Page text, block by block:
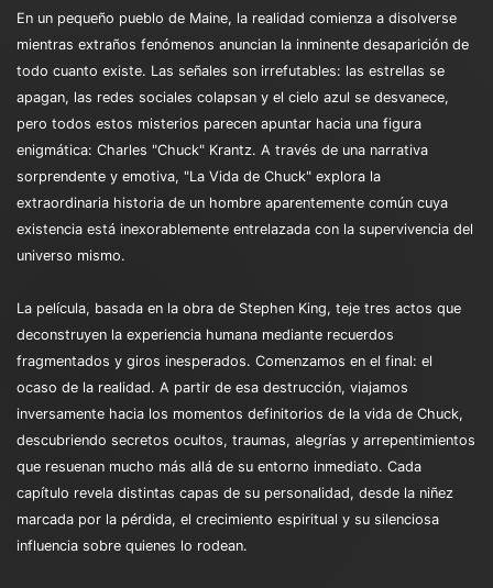
En un pequeño pueblo de Maine, la realidad comienza a disolverse
mientras extraños fenómenos anuncian la inminente desaparición de
todo cuanto existe. Las señales son irrefutables: las estrellas se
apagan, las redes sociales colapsan y el cielo azul se desvanece,
pero todos estos misterios parecen apuntar hacia una figura
enigmática: Charles "Chuck" Krantz. A través de una narrativa
sorprendente y emotiva, "La Vida de Chuck" explora la
extraordinaria historia de un hombre aparentemente común cuya
existencia está inexorablemente entrelazada con la supervivencia del
universo mismo.
La película, basada en la obra de Stephen King, teje tres actos que
deconstruyen la experiencia humana mediante recuerdos
fragmentados y giros inesperados. Comenzamos en el final: el
ocaso de la realidad. A partir de esa destrucción, viajamos
inversamente hacia los momentos definitorios de la vida de Chuck,
descubriendo secretos ocultos, traumas, alegrías y arrepentimientos
que resuenan mucho más allá de su entorno inmediato. Cada
capítulo revela distintas capas de su personalidad, desde la niñez
marcada por la pérdida, el crecimiento espiritual y su silenciosa
influencia sobre quienes lo rodean.